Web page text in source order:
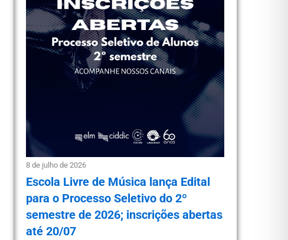
8 de julho de 2026
Escola Livre de Música lança Edital
para o Processo Seletivo do 2º
semestre de 2026; inscrições abertas
até 20/07